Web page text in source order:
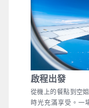
啟程出發
從機上的餐點到空
時光充滿享受。一